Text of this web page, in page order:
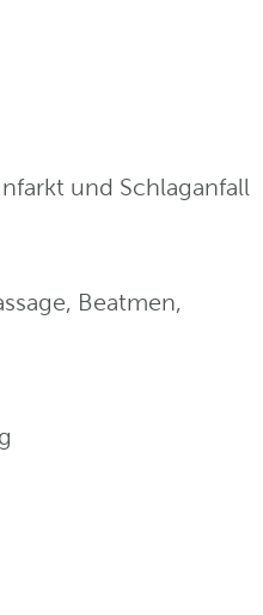
und Schlaganfall
Beatmen,